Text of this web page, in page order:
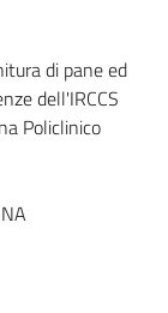
di pane ed
dell'IRCCS
Policlinico